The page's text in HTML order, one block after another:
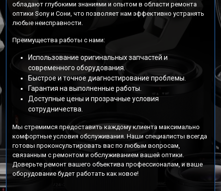
обладают глубокими знаниями и опытом в области ремонта
оптики Sony и Сони, что позволяет нам эффективно устранять
любые неисправности.
Преимущества работы с нами:
Использование оригинальных запчастей и
современного оборудования.
Быстрое и точное диагностирование проблемы.
Гарантия на выполненные работы.
Доступные цены и прозрачные условия
сотрудничества.
Мы стремимся предоставить каждому клиента максимально
комфортные условия обслуживания. Наши специалисты всегда
готовы проконсультировать вас по любым вопросам,
связанным с ремонтом и обслуживанием вашей оптики.
Доверьте ремонт вашего объектива профессионалам, и ваше
оборудование будет работать как новое!